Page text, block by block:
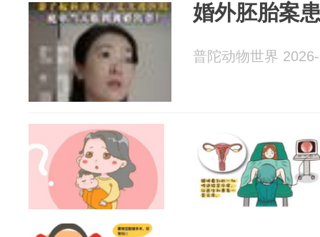
婚外胚胎案
普陀动物世界